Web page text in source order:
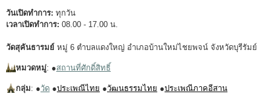
วันเปิดทำการ: ทุกวัน
เวลาเปิดทำการ: 08.00 - 17.00 น.
วัดสุคันธารมย์ หมู่ 6 ตำบลแดงใหญ่ อำเภอบ้านใหม่ไชยพจน์ จังหวัดบุรีรัมย์
หมวดหมู่: ●สถานที่ศักดิ์สิทธิ์
กลุ่ม: ●วัด ●ประเพณีไทย ●วัฒนธรรมไทย ●ประเพณีภาคอีสาน